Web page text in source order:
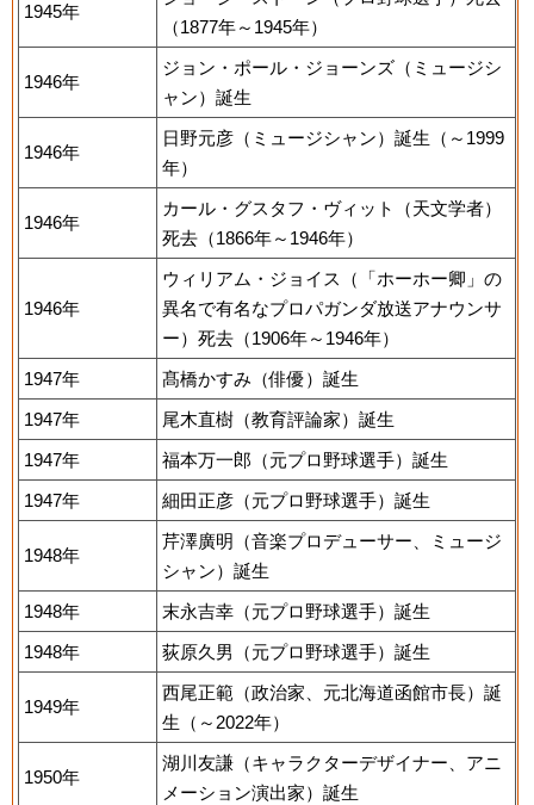
1945年
（1877年～1945年）
1946年
ジョン・ポール・ジョーンズ（ミュージシ
ャン）誕生
1946年
日野元彦（ミュージシャン）誕生（～1999
年）
1946年
カール・グスタフ・ヴィット（天文学者）
死去（1866年～1946年）
1946年
ウィリアム・ジョイス（「ホーホー卿」の
異名で有名なプロパガンダ放送アナウンサ
ー）死去（1906年～1946年）
1947年
髙橋かすみ（俳優）誕生
1947年
尾木直樹（教育評論家）誕生
1947年
福本万一郎（元プロ野球選手）誕生
1947年
細田正彦（元プロ野球選手）誕生
1948年
芹澤廣明（音楽プロデューサー、ミュージ
シャン）誕生
1948年
末永吉幸（元プロ野球選手）誕生
1948年
荻原久男（元プロ野球選手）誕生
1949年
西尾正範（政治家、元北海道函館市長）誕
生（～2022年）
1950年
湖川友謙（キャラクターデザイナー、アニ
メーション演出家）誕生